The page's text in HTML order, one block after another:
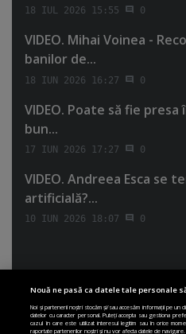
18 IUL 2026 15:55 0
VIDEO. Mihai Voinea -
banilor de...
18 IUN 2026 16:27 0
VIDEO. Poate să fie presa
bun...
17 IUN 2026 17:27 0
VIDEO. Andreea Esca se
artificială?...
10 IUN 2026 18:07 0
PRIMA PAGINĂ POLITICA DE
Nouă ne pasă ca datele tale personale
Noi și partenerii noștri stocăm și/sau accesăm informații pe
datelor cu caracter personal. Puteți accepta sau gestiona
cazul în care este utilizat interesul legitim sau în orice
raportate partenerilor noștri și nu vor afecta datele de navigare.